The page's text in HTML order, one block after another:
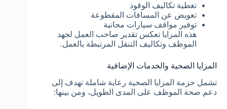
تغطية تكاليف الوقود
تعويض عن المسافات المقطوعة
توفير مواقف سيارات مجانية
هذه المزايا تعكس تقدير صاحب العمل لجهد
الموظف وتكاليف التنقل المرتبطة بالعمل.
المزايا الصحية والخدمات الإضافية
تشمل حزمة المزايا الصحية رعاية شاملة تهدف إلى
دعم صحة الموظف على المدى الطويل، ومن بينها: